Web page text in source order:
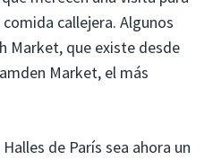
callejera. Algunos
Market, que existe desde
Market, el más
de París sea ahora un